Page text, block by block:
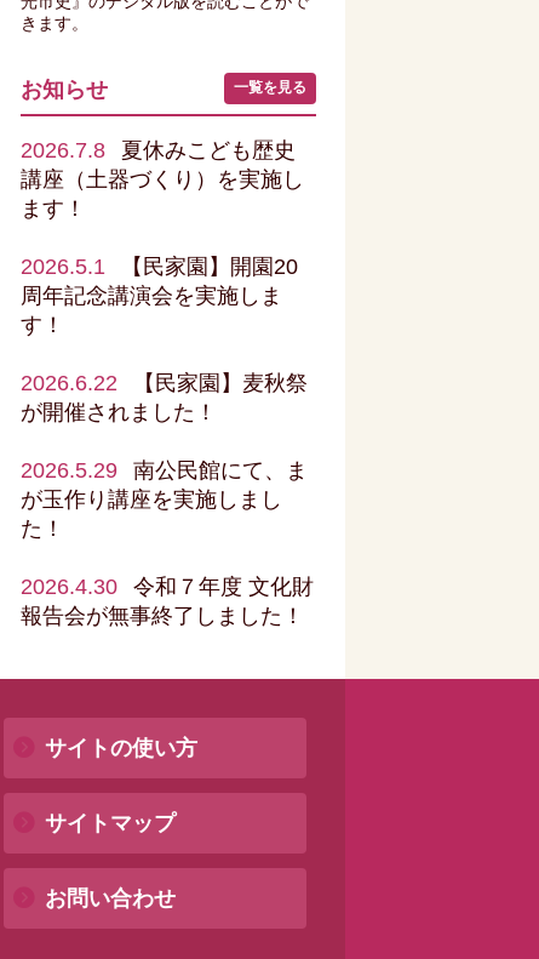
きます。
お知らせ 一覧を見る
2026.7.8
夏休みこども歴史
講座（土器づくり）を実施し
ます！
2026.5.1
【民家園】開園20
周年記念講演会を実施しま
す！
2026.6.22
【民家園】麦秋祭
が開催されました！
2026.5.29
南公民館にて、ま
が玉作り講座を実施しまし
た！
2026.4.30
令和７年度 文化財
報告会が無事終了しました！
サイトの使い方
サイトマップ
お問い合わせ